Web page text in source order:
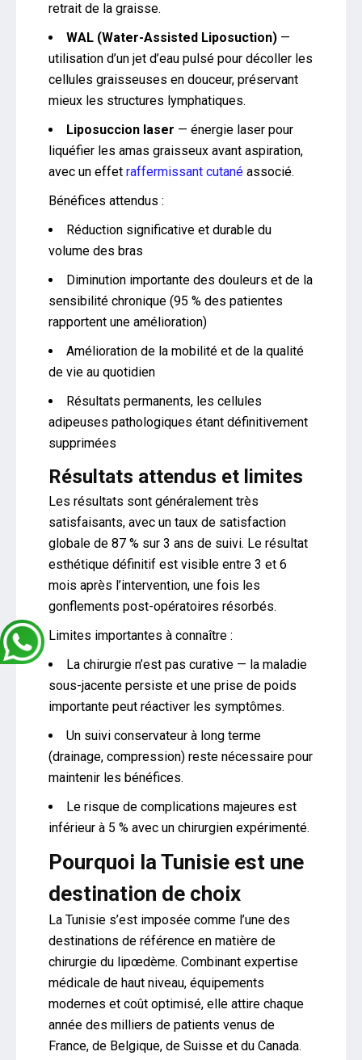
retrait de la graisse.
WAL (Water-Assisted Liposuction) —
utilisation d’un jet d’eau pulsé pour décoller les
cellules graisseuses en douceur, préservant
mieux les structures lymphatiques.
Liposuccion laser — énergie laser pour
liquéfier les amas graisseux avant aspiration,
avec un effet raffermissant cutané associé.
Bénéfices attendus :
Réduction significative et durable du
volume des bras
Diminution importante des douleurs et de la
sensibilité chronique (95 % des patientes
rapportent une amélioration)
Amélioration de la mobilité et de la qualité
de vie au quotidien
Résultats permanents, les cellules
adipeuses pathologiques étant définitivement
supprimées
Résultats attendus et limites
Les résultats sont généralement très
satisfaisants, avec un taux de satisfaction
globale de 87 % sur 3 ans de suivi. Le résultat
esthétique définitif est visible entre 3 et 6
mois après l’intervention, une fois les
gonflements post-opératoires résorbés.
Limites importantes à connaître :
La chirurgie n’est pas curative — la maladie
sous-jacente persiste et une prise de poids
importante peut réactiver les symptômes.
Un suivi conservateur à long terme
(drainage, compression) reste nécessaire pour
maintenir les bénéfices.
Le risque de complications majeures est
inférieur à 5 % avec un chirurgien expérimenté.
Pourquoi la Tunisie est une
destination de choix
La Tunisie s’est imposée comme l’une des
destinations de référence en matière de
chirurgie du lipœdème. Combinant expertise
médicale de haut niveau, équipements
modernes et coût optimisé, elle attire chaque
année des milliers de patients venus de
France, de Belgique, de Suisse et du Canada.